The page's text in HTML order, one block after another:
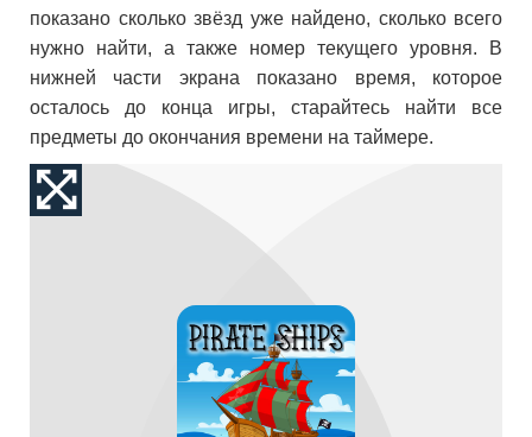
показано сколько звёзд уже найдено, сколько всего
нужно найти, а также номер текущего уровня. В
нижней части экрана показано время, которое
осталось до конца игры, старайтесь найти все
предметы до окончания времени на таймере.